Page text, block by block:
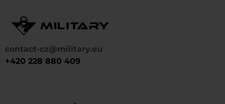
contact-cz@military.eu
+420 228 880 409